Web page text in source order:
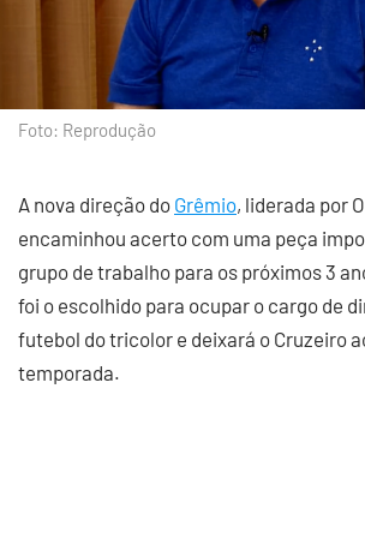
Foto: Reprodução
A nova direção do Grêmio, liderada por
encaminhou acerto com uma peça
grupo de trabalho para os próximos 3
foi o escolhido para ocupar o cargo de
futebol do tricolor e deixará o Cruzeiro
temporada.